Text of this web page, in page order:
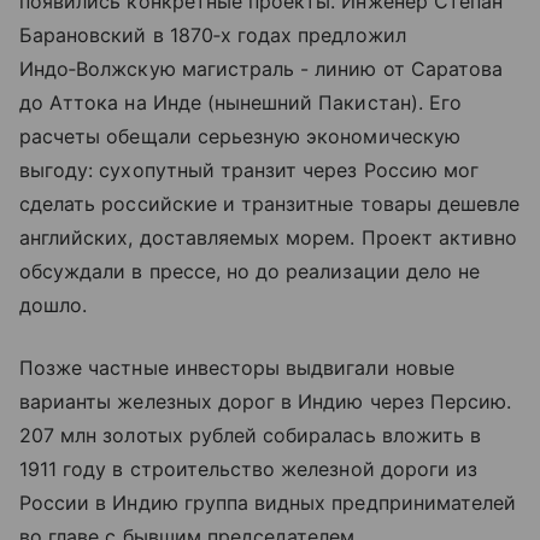
Барановский в 1870‑х годах предложил
Индо‑Волжскую магистраль - линию от Саратова
до Аттока на Инде (нынешний Пакистан). Его
расчеты обещали серьезную экономическую
выгоду: сухопутный транзит через Россию мог
сделать российские и транзитные товары дешевле
английских, доставляемых морем. Проект активно
обсуждали в прессе, но до реализации дело не
дошло.
Позже частные инвесторы выдвигали новые
варианты железных дорог в Индию через Персию.
207 млн золотых рублей собиралась вложить в
1911 году в строительство железной дороги из
России в Индию группа видных предпринимателей